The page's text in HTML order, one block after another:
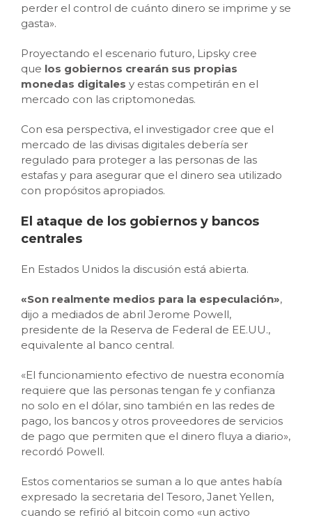
perder el control de cuánto dinero se imprime y se
gasta».
Proyectando el escenario futuro, Lipsky cree
que los gobiernos crearán sus propias
monedas digitales y estas competirán en el
mercado con las criptomonedas.
Con esa perspectiva, el investigador cree que el
mercado de las divisas digitales debería ser
regulado para proteger a las personas de las
estafas y para asegurar que el dinero sea utilizado
con propósitos apropiados.
El ataque de los gobiernos y bancos
centrales
En Estados Unidos la discusión está abierta.
«Son realmente medios para la especulación»,
dijo a mediados de abril Jerome Powell,
presidente de la Reserva de Federal de EE.UU.,
equivalente al banco central.
«El funcionamiento efectivo de nuestra economía
requiere que las personas tengan fe y confianza
no solo en el dólar, sino también en las redes de
pago, los bancos y otros proveedores de servicios
de pago que permiten que el dinero fluya a diario»,
recordó Powell.
Estos comentarios se suman a lo que antes había
expresado la secretaria del Tesoro, Janet Yellen,
cuando se refirió al bitcoin como «un activo